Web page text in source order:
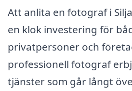
Att anlita en fotograf i
en klok investering för
privatpersoner och
professionell fotograf
tjänster som går långt